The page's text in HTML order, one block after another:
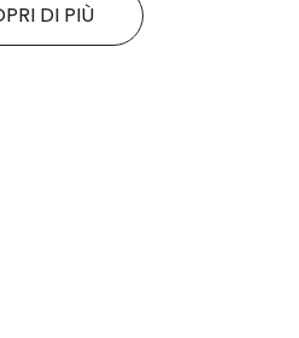
DI PIÙ